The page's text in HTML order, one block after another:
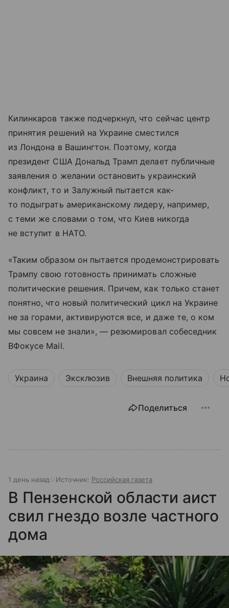
Килинкаров также подчеркнул, что сейчас центр
принятия решений на Украине сместился
из Лондона в Вашингтон. Поэтому, когда
президент США Дональд Трамп делает публичные
заявления о желании остановить украинский
конфликт, то и Залужный пытается как-
то подыграть американскому лидеру, например,
с теми же словами о том, что Киев никогда
не вступит в НАТО.
«Таким образом он пытается продемонстрировать
Трампу свою готовность принимать сложные
политические решения. Причем, как только станет
понятно, что новый политический цикл на Украине
не за горами, активируются все, и даже те, о ком
мы совсем не знали», — резюмировал собеседник
ВФокусе Mail.
Украина Эксклюзив Внешняя политика
Поделиться
1 день назад Источник: Российская газета
В Пензенской области аист
свил гнездо возле частного
дома